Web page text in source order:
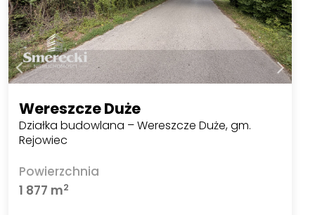
Wereszcze Duże
Działka budowlana – Wereszcze Duże, gm.
Rejowiec
Powierzchnia
1 877 m2